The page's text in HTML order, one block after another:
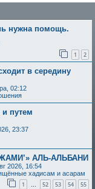
нужна помощь.
1 2
в середину
02:12
и путем
23:37
АЛЬ-АЛЬБАНИ
2026, 16:54
хадисам и асарам
1 … 52 53 54 55